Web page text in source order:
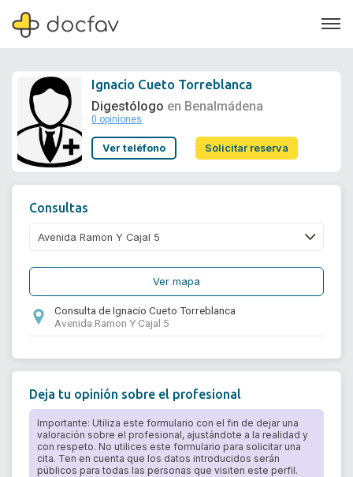
Soporte
Ignacio Cueto Torreblanca
Digestólogo en Benalmádena
0 opiniones
Ver teléfono Solicitar reserva
Consultas
Ver mapa
Consulta de Ignacio Cueto Torreblanca
Avenida Ramon Y Cajal 5
Deja tu opinión sobre el profesional
Importante: Utiliza este formulario con el fin de dejar una
valoración sobre el profesional, ajustándote a la realidad y
con respeto. No utilices este formulario para solicitar una
cita. Ten en cuenta que los datos introducidos serán
públicos para todas las personas que visiten este perfil.